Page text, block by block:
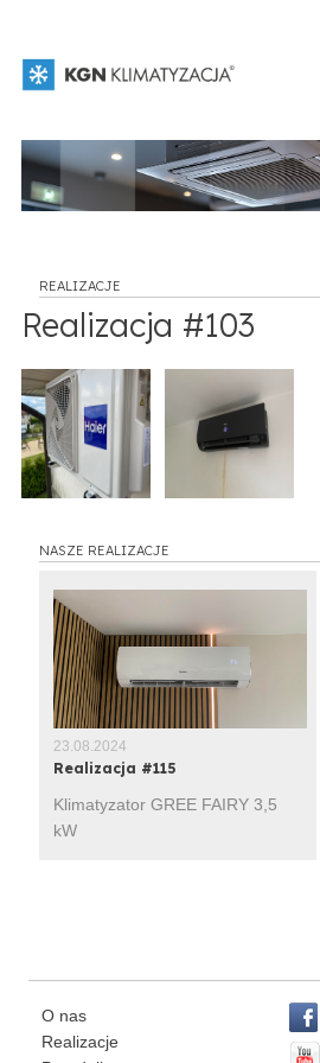
REALIZACJE
Realizacja #103
NASZE REALIZACJE
23.08.2024
Realizacja #115
Klimatyzator GREE FAIRY 3,5
kW
O nas
Realizacje